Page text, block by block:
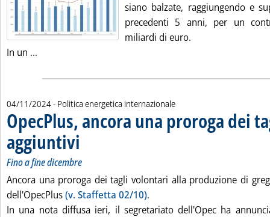
siano balzate, raggiungendo e
precedenti 5 anni, per un
miliardi di euro.
In un ...
04/11/2024- Politica energetica internazionale
OpecPlus, ancora una proroga dei
aggiuntivi . Sottotitolo: Fino a fine dicembre
. Pubblicata lunedì 04 novembre 2024 alle 14.8.
Fino a fine dicembre
Ancora una proroga dei tagli volontari alla produzione di
dell'OpecPlus(v. Staffetta 02/10).
In una nota diffusa ieri, il segretariato dell'Opec ha